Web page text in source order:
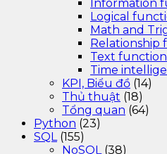
Information
Logical
Math and
Relationship
Text
Time
KPI, Biểu đồ (14)
Thủ thuật (18)
Tổng quan (64)
Python (23)
SQL (155)
NoSQL (38)